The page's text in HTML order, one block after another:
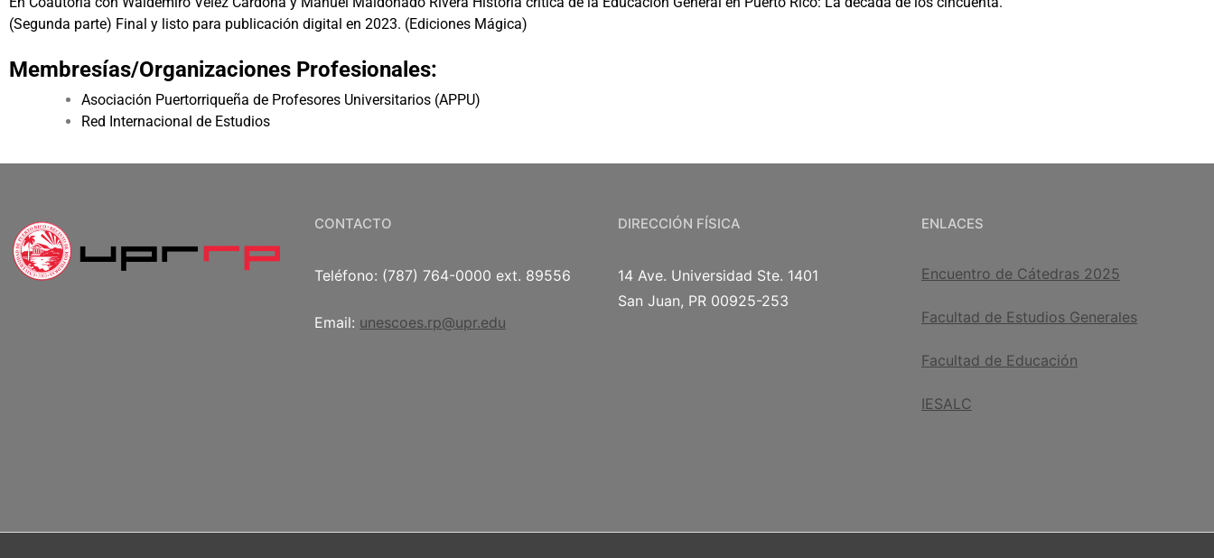
(Segunda parte) Final y listo para publicación digital en 2023. (Ediciones Mágica)
Membresías/Organizaciones Profesionales:
Asociación Puertorriqueña de Profesores Universitarios (APPU)
Red Internacional de Estudios
CONTACTO
Teléfono: (787) 764-0000 ext. 89556
Email: unescoes.rp@upr.edu
DIRECCIÓN FÍSICA
14 Ave. Universidad Ste. 1401
San Juan, PR 00925-253
ENLACES
Encuentro de Cátedras 2025
Facultad de Estudios Generales
Facultad de Educación
IESALC